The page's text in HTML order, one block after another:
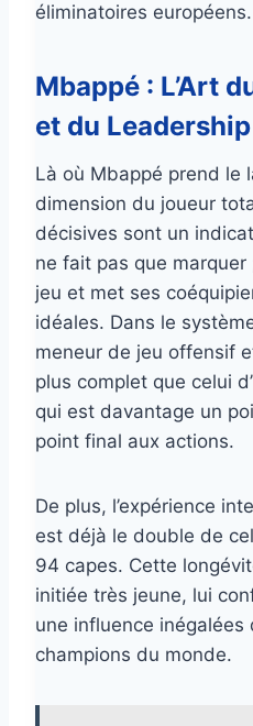
éliminatoires européens.
Mbappé : L’Art
et du Leadership
Là où Mbappé prend le
dimension du joueur
décisives sont un
ne fait pas que
jeu et met ses
idéales. Dans le
meneur de jeu offensif
plus complet que celui
qui est davantage un
point final aux actions.
De plus, l’expérience
est déjà le double de
94 capes. Cette
initiée très jeune, lui
une influence
champions du monde.